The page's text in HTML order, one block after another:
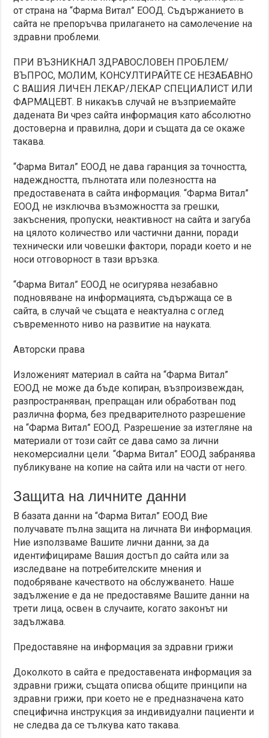
от страна на “Фарма Витал” ЕООД. Съдържанието в
сайта не препоръчва прилагането на самолечение на
здравни проблеми.
ПРИ ВЪЗНИКНАЛ ЗДРАВОСЛОВЕН ПРОБЛЕМ/
ВЪПРОС, МОЛИМ, КОНСУЛТИРАЙТЕ СЕ НЕЗАБАВНО
С ВАШИЯ ЛИЧЕН ЛЕКАР/ЛЕКАР СПЕЦИАЛИСТ ИЛИ
ФАРМАЦЕВТ. В никакъв случай не възприемайте
дадената Ви чрез сайта информация като абсолютно
достоверна и правилна, дори и същата да се окаже
такава.
“Фарма Витал” ЕООД не дава гаранция за точността,
надеждността, пълнотата или полезността на
предоставената в сайта информация. “Фарма Витал”
ЕООД не изключва възможността за грешки,
закъснения, пропуски, неактивност на сайта и загуба
на цялото количество или частични данни, поради
технически или човешки фактори, поради което и не
носи отговорност в тази връзка.
“Фарма Витал” ЕООД не осигурява незабавно
подновяване на информацията, съдържаща се в
сайта, в случай че същата е неактуална с оглед
съвременното ниво на развитие на науката.
Авторски права
Изложеният материал в сайта на “Фарма Витал”
ЕООД не може да бъде копиран, възпроизвеждан,
разпространяван, препращан или обработван под
различна форма, без предварителното разрешение
на “Фарма Витал” ЕООД. Разрешение за изтегляне на
материали от този сайт се дава само за лични
некомерсиални цели. “Фарма Витал” ЕООД забранява
публикуване на копие на сайта или на части от него.
Защита на личните данни
В базата данни на “Фарма Витал” ЕООД Вие
получавате пълна защита на личната Ви информация.
Ние използваме Вашите лични данни, за да
идентифицираме Вашия достъп до сайта или за
изследване на потребителските мнения и
подобряване качеството на обслужването. Наше
задължение е да не предоставяме Вашите данни на
трети лица, освен в случаите, когато законът ни
задължава.
Предоставяне на информация за здравни грижи
Доколкото в сайта е предоставената информация за
здравни грижи, същата описва общите принципи на
здравни грижи, при което не е предназначена като
специфична инструкция за индивидуални пациенти и
не следва да се тълкува като такава.